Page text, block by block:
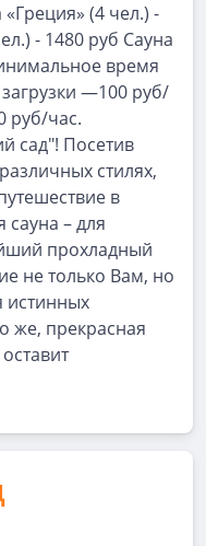
(4 чел.) -
- 1480 руб Сауна
время
—100 руб/
руб/час.
сад"! Посетив
стилях,
в
– для
прохладный
не только Вам, но
истинных
же, прекрасная